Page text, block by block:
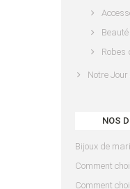
Beauté
Robes
Notre Jour
NOS